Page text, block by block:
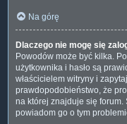
Na górę
Dlaczego nie mogę się
Powodów może być kilka.
użytkownika i hasło są
właścicielem witryny i
prawdopodobieństwo, że
na której znajduje się forum.
powiadom go o tym